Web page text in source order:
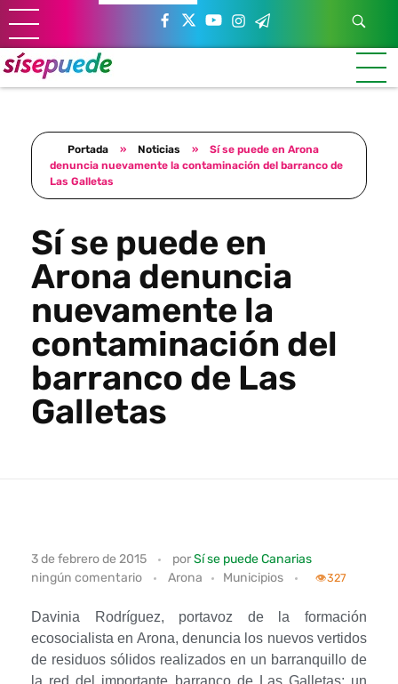
Sí se puede Canarias
Únete al movimiento ecosocialista
Portada » Noticias »
Sí se puede en Arona
denuncia nuevamente la contaminación del barranco de
Las Galletas
Sí se puede en
Arona denuncia
nuevamente la
contaminación del
barranco de Las
Galletas
S
í
s
e
3 de febrero de 2015 porSí se puede Canarias
ningún comentario
Arona Municipios 👁️327
Davinia Rodríguez, portavoz de la formación
ecosocialista en Arona, denuncia los nuevos vertidos
de residuos sólidos realizados en un barranquillo de
la red del importante barranco de Las Galletas; un